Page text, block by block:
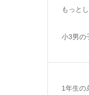
もっと
小3男の
1年生の